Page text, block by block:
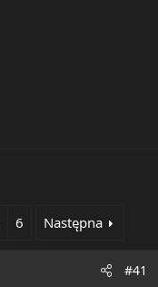
6 Następna
#41